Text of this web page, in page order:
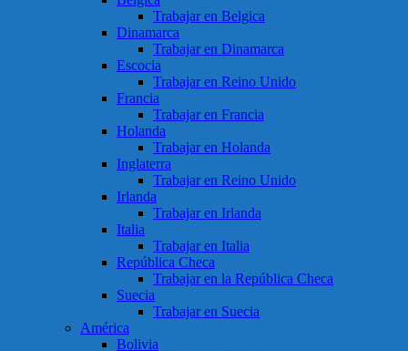
Trabajar en Belgica
Dinamarca
Trabajar en Dinamarca
Escocia
Trabajar en Reino Unido
Francia
Trabajar en Francia
Holanda
Trabajar en Holanda
Inglaterra
Trabajar en Reino Unido
Irlanda
Trabajar en Irlanda
Italia
Trabajar en Italia
República Checa
Trabajar en la República Checa
Suecia
Trabajar en Suecia
América
Bolivia